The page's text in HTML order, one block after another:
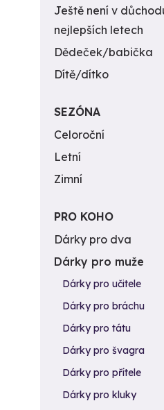
Ještě není v
nejlepších letech
Dědeček/babička
Dítě/dítko
SEZÓNA
Celoroční
Letní
Zimní
PRO KOHO
Dárky pro dva
Dárky pro muže
Dárky pro učitele
Dárky pro bráchu
Dárky pro tátu
Dárky pro švagra
Dárky pro přítele
Dárky pro kluky